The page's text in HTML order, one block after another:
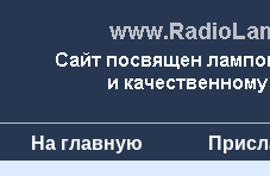
На главную